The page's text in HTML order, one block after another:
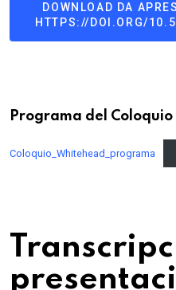
DOWNLOAD DA
HTTPS://DOI.ORG/
Programa del Coloquio
Coloquio_Whitehead_programa